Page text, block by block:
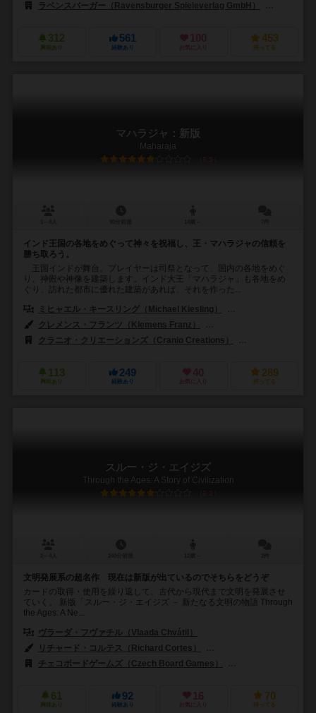
ラベンスバーガー（Ravensburger Spieleverlag GmbH）
312
興味あり
561
経験あり
100
お気に入り
453
持ってる
マハラジャ：新版
Maharaja
6.5
インド王国の各地をめぐって神々を祝福し、王・マハラジャの信頼を
勝ち取ろう。
王国インドが舞台。プレイヤーは司祭となって、国内の各地をめぐ
り、神殿や神像を建築します。インド大王「マハラジャ」も各地をめ
ぐり、訪れた都市に優れた建築があれば、それを作った...
ミヒャエル・キースリング（Michael Kiesling）
クレメンス・フランツ（Klemens Franz）
クラニオ・クリエーションズ（Cranio Creations）
113
興味あり
249
経験あり
40
お気に入り
289
持ってる
スルー・ジ・エイジズ
Through the Ages: A Story of Civilization
6.2
文明発展系の超名作 現在は新版が出ているのでそちらをどうぞ
カードの取得・使用を繰り返して、古代から現代まで文明を発展させ
ていく。 新版「スルー・ジ・エイジズ － 新たなる文明の物語 Through
the Ages: A Ne...
ヴラーダ・フヴァチル（Vlaada Chvátil）
リチャード・コルテス（Richard Cortes）
チェコボードゲームズ（Czech Board Games）
61
興味あり
92
経験あり
16
お気に入り
70
持ってる